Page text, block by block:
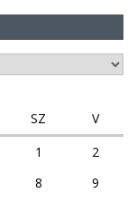
SZ
V
1
2
8
9